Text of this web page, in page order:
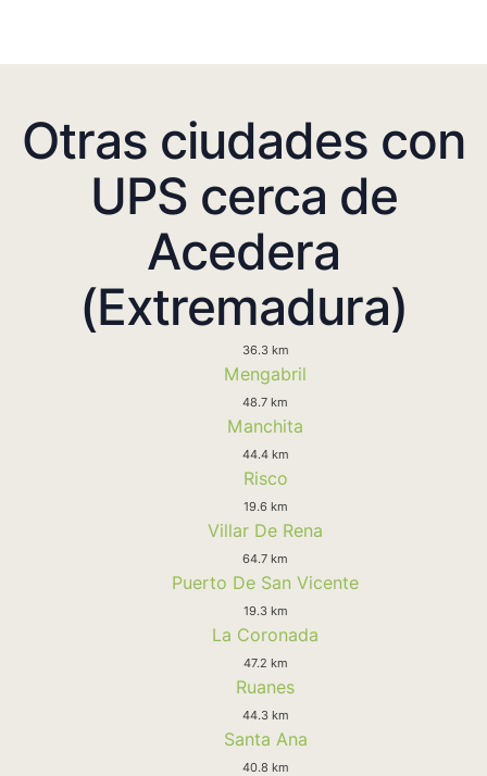
Otras ciudades con
UPS cerca de
Acedera
(Extremadura)
36.3 km
Mengabril
48.7 km
Manchita
44.4 km
Risco
19.6 km
Villar De Rena
64.7 km
Puerto De San Vicente
19.3 km
La Coronada
47.2 km
Ruanes
44.3 km
Santa Ana
40.8 km